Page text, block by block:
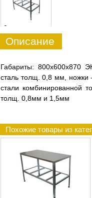
0
Описание
Габариты:
сталь толщ. 0,8 мм, ножки
стали комбинированной
толщ. 0,8мм и 1,5мм
Похожие товары из